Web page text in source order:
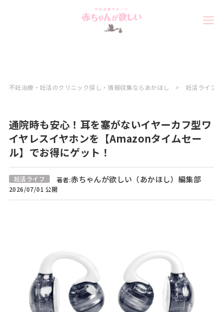
不妊治療・妊活のクリニック探し・情報収集ならあかほし 妊活ライフ
通院時も安心！耳を塞がないイヤーカフ型ワ
イヤレスイヤホンを【Amazonタイムセー
ル】でお得にゲット！
妊活ライフ 著者:赤ちゃんが欲しい（あかほし）編集部
2026/07/01 公開